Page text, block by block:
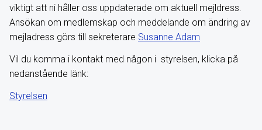
viktigt att ni håller oss uppdaterade om aktuell mejldress.
Ansökan om medlemskap och meddelande om ändring av
mejladress görs till sekreterare Susanne Adam
Vil du komma i kontakt med någon i styrelsen, klicka på
nedanstående länk:
Styrelsen